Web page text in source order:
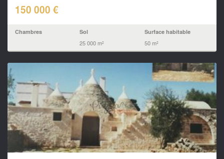
150 000 €
Chambres Sol
25 000 m²
Surface habitable
50 m²